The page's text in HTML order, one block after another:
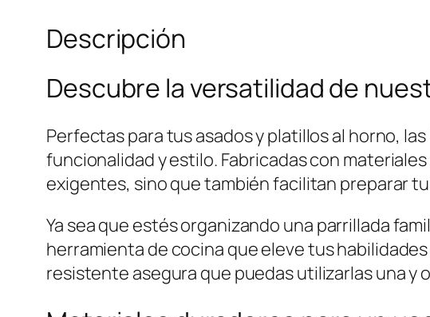
Descripción
Descubre la versatilidad de
Perfectas para tus asados y platillos al horno,
funcionalidad y estilo. Fabricadas con
exigentes, sino que también facilitan preparar
Ya sea que estés organizando una parrillada
herramienta de cocina que eleve tus
resistente asegura que puedas utilizarlas una